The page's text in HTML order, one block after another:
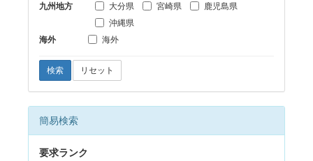
九州地方
大分県
宮崎県
鹿児島県
沖縄県
海外
海外
検索 リセット
簡易検索
要求ランク